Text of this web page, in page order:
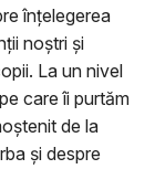
înțelegerea
noștri și
La un nivel
care îi purtăm
de la
și despre